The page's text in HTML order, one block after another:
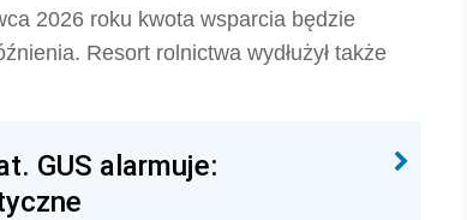
2026 roku kwota wsparcia będzie
Resort rolnictwa wydłużył także
GUS alarmuje: